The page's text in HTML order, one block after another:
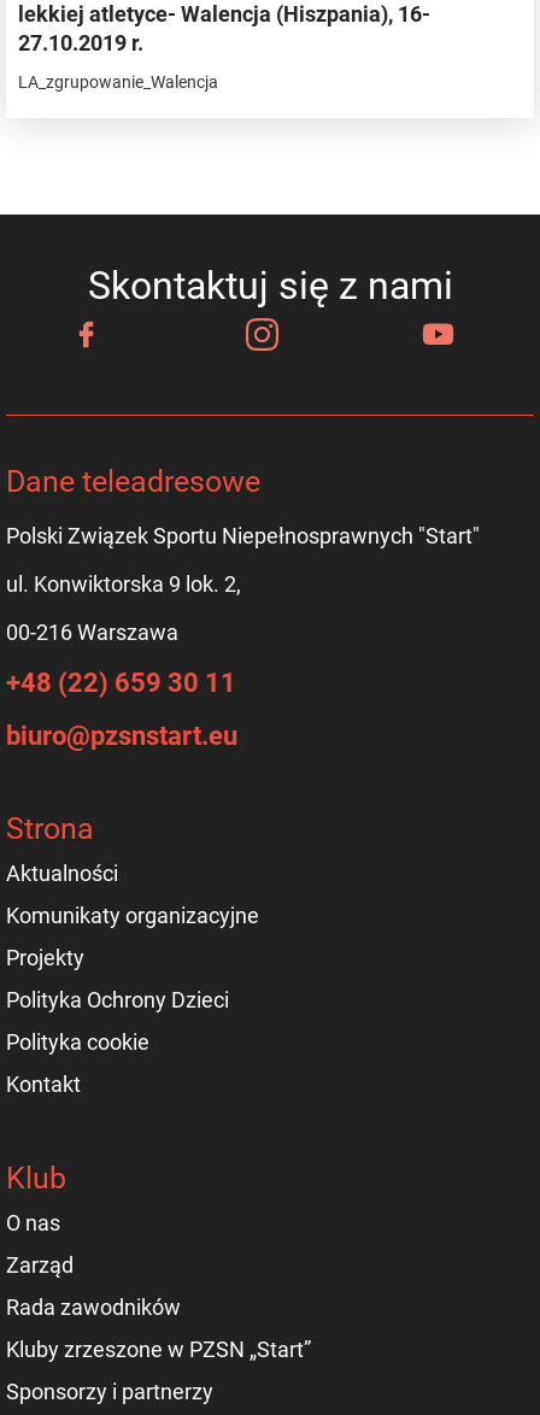
lekkiej atletyce- Walencja (Hiszpania), 16-
27.10.2019 r.
LA_zgrupowanie_Walencja
Skontaktuj się z nami
Dane teleadresowe
Polski Związek Sportu Niepełnosprawnych "Start"
ul. Konwiktorska 9 lok. 2,
00-216 Warszawa
+48 (22) 659 30 11
biuro@pzsnstart.eu
Strona
Aktualności
Komunikaty organizacyjne
Projekty
Polityka Ochrony Dzieci
Polityka cookie
Kontakt
Klub
O nas
Zarząd
Rada zawodników
Kluby zrzeszone w PZSN „Start”
Sponsorzy i partnerzy